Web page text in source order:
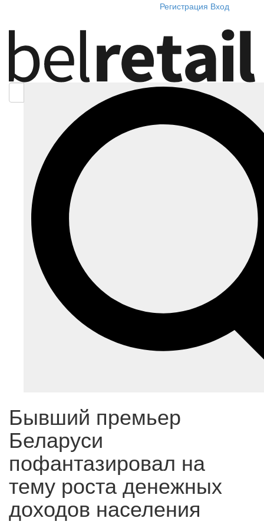
Регистрация Вход
Бывший премьер
Беларуси
пофантазировал на
тему роста денежных
доходов населения